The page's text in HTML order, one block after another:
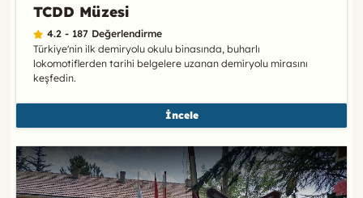
TCDD Müzesi
4.2 - 187 Değerlendirme
Türkiye'nin ilk demiryolu okulu binasında, buharlı
lokomotiflerden tarihi belgelere uzanan demiryolu mirasını
keşfedin.
İncele